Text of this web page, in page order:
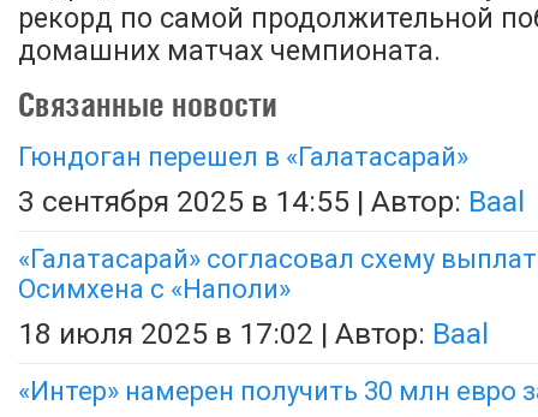
рекорд по самой продолжительной
домашних матчах чемпионата.
Связанные новости
Гюндоган перешел в «Галатасарай»
3 сентября 2025 в 14:55 | Автор: Baal
«Галатасарай» согласовал схему
Осимхена с «Наполи»
18 июля 2025 в 17:02 | Автор: Baal
«Интер» намерен получить 30 млн евро